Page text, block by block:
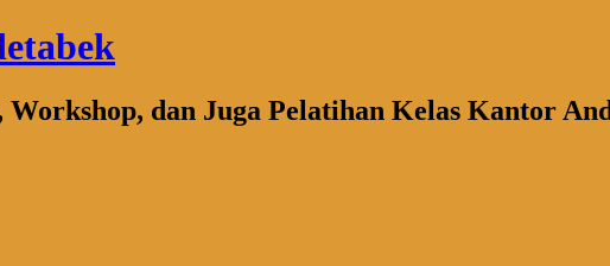
dan Juga Pelatihan Kelas Kantor